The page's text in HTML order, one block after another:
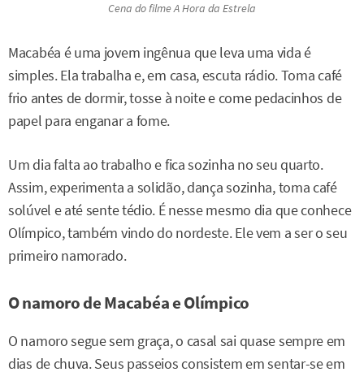
Cena do filmeA Hora da Estrela
Macabéa é uma jovem ingênua que leva uma vida é
simples. Ela trabalha e, em casa, escuta rádio. Toma café
frio antes de dormir, tosse à noite e come pedacinhos de
papel para enganar a fome.
Um dia falta ao trabalho e fica sozinha no seu quarto.
Assim, experimenta a solidão, dança sozinha, toma café
solúvel e até sente tédio. É nesse mesmo dia que conhece
Olímpico, também vindo do nordeste. Ele vem a ser o seu
primeiro namorado.
O namoro de Macabéa e Olímpico
O namoro segue sem graça, o casal sai quase sempre em
dias de chuva. Seus passeios consistem em sentar-se em